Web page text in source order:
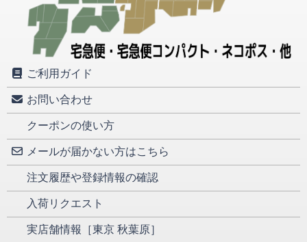
ご利用ガイド
お問い合わせ
クーポンの使い方
メールが届かない方はこちら
注文履歴や登録情報の確認
入荷リクエスト
実店舗情報［東京 秋葉原］